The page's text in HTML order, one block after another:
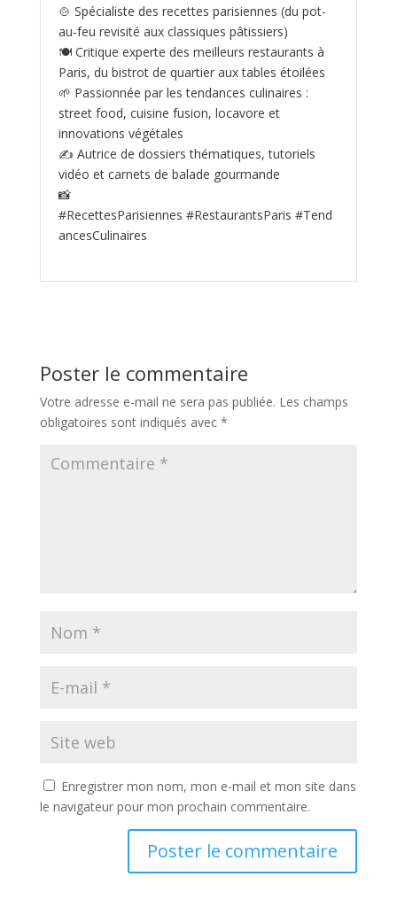
🍲 Spécialiste des recettes parisiennes (du pot-
au‑feu revisité aux classiques pâtissiers)
🍽️ Critique experte des meilleurs restaurants à
Paris, du bistrot de quartier aux tables étoilées
🌱 Passionnée par les tendances culinaires :
street food, cuisine fusion, locavore et
innovations végétales
✍️ Autrice de dossiers thématiques, tutoriels
vidéo et carnets de balade gourmande
📸
#RecettesParisiennes #RestaurantsParis #Tend
ancesCulinaires
Poster le commentaire
Votre adresse e-mail ne sera pas publiée. Les champs
obligatoires sont indiqués avec *
Enregistrer mon nom, mon e-mail et mon site dans
le navigateur pour mon prochain commentaire.